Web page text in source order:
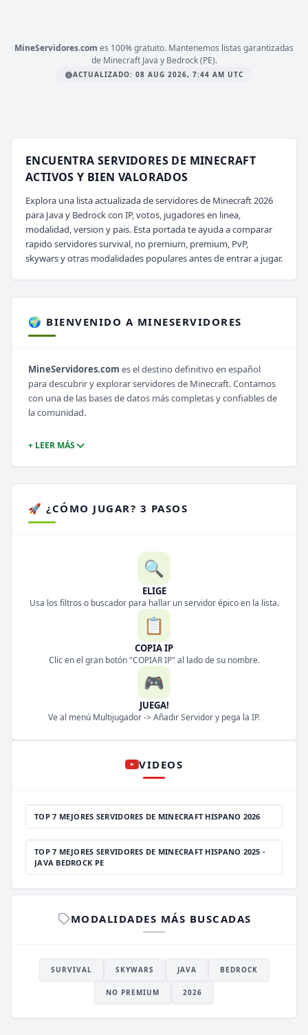
MineServidores.com es 100% gratuito. Mantenemos listas garantizadas
de Minecraft Java y Bedrock (PE).
ACTUALIZADO: 08 AUG 2026, 7:44 AM UTC
ENCUENTRA SERVIDORES DE MINECRAFT
ACTIVOS Y BIEN VALORADOS
Explora una lista actualizada de servidores de Minecraft 2026
para Java y Bedrock con IP, votos, jugadores en linea,
modalidad, version y pais. Esta portada te ayuda a comparar
rapido servidores survival, no premium, premium, PvP,
skywars y otras modalidades populares antes de entrar a jugar.
🌍 BIENVENIDO A MINESERVIDORES
MineServidores.com es el destino definitivo en español
para descubrir y explorar servidores de Minecraft. Contamos
con una de las bases de datos más completas y confiables de
la comunidad.
+ LEER MÁS
🚀 ¿CÓMO JUGAR? 3 PASOS
🔍
ELIGE
Usa los filtros o buscador para hallar un servidor épico en la lista.
📋
COPIA IP
Clic en el gran botón "COPIAR IP" al lado de su nombre.
🎮
JUEGA!
Ve al menú Multijugador -> Añadir Servidor y pega la IP.
VIDEOS
TOP 7 MEJORES SERVIDORES DE MINECRAFT HISPANO 2026
TOP 7 MEJORES SERVIDORES DE MINECRAFT HISPANO 2025 -
JAVA BEDROCK PE
MODALIDADES MÁS BUSCADAS
SURVIVAL SKYWARS JAVA BEDROCK
NO PREMIUM 2026